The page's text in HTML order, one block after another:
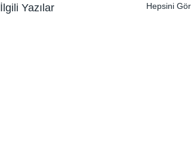
İlgili Yazılar Hepsini Gör